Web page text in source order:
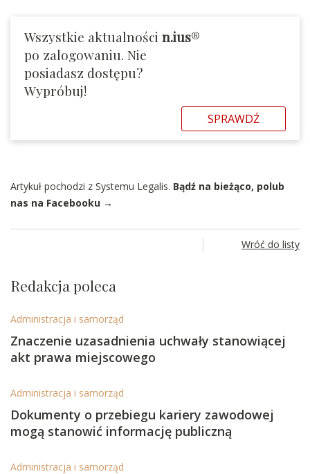
Wszystkie aktualności n.ius®
po zalogowaniu. Nie
posiadasz dostępu?
Wypróbuj!
SPRAWDŹ
Artykuł pochodzi z Systemu Legalis. Bądź na bieżąco, polub
nas na Facebooku →
Wróć do listy
Redakcja poleca
Administracja i samorząd
Znaczenie uzasadnienia uchwały stanowiącej
akt prawa miejscowego
Administracja i samorząd
Dokumenty o przebiegu kariery zawodowej
mogą stanowić informację publiczną
Administracja i samorząd